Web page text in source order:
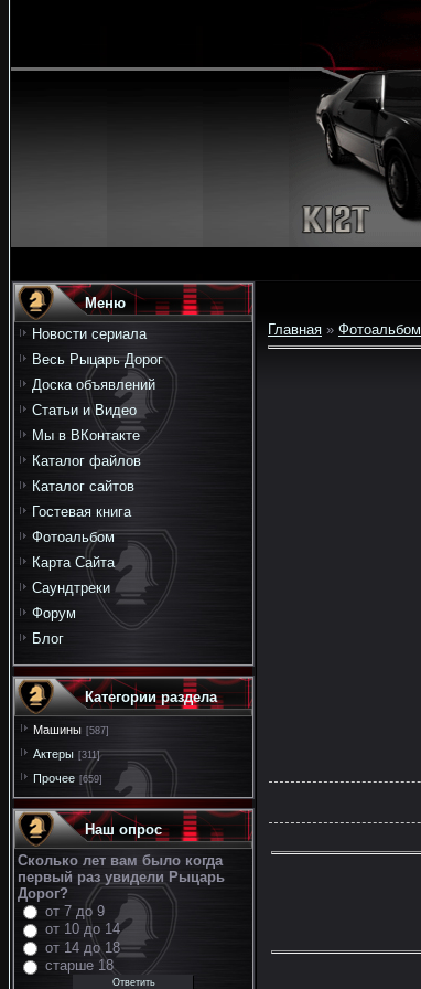
Меню
Новости сериала
Весь Рыцарь Дорог
Доска объявлений
Статьи и Видео
Мы в ВКонтакте
Каталог файлов
Каталог сайтов
Гостевая книга
Фотоальбом
Карта Сайта
Саундтреки
Форум
Блог
Категории раздела
Машины [587]
Актеры [311]
Прочее [659]
Наш опрос
Сколько лет вам было когда
первый раз увидели Рыцарь
Дорог?
от 7 до 9
от 10 до 14
от 14 до 18
старше 18
Главная » Фотоальбом